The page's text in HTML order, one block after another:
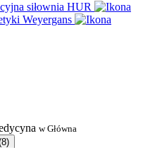
siłownia HUR
Weyergans
w Główna